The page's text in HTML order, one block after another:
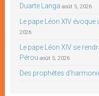
Duarte Langa août 5, 2026
Le pape Léon XIV
2026
Le pape Léon XIV se
Pérou août 5, 2026
Des prophètes